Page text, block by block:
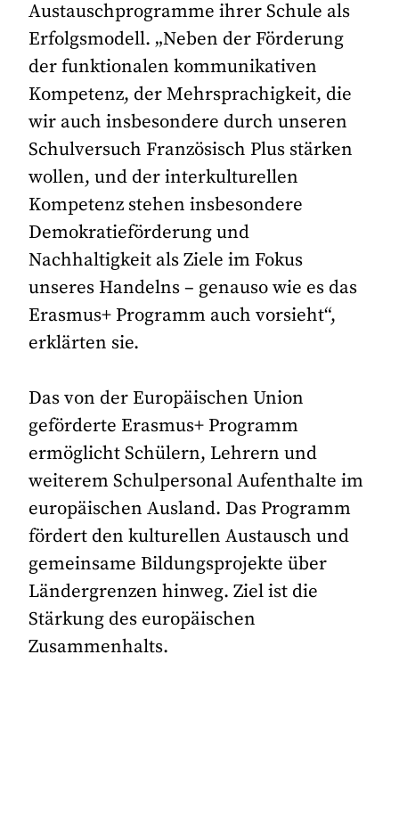
Austauschprogramme ihrer Schule als
Erfolgsmodell. „Neben der Förderung
der funktionalen kommunikativen
Kompetenz, der Mehrsprachigkeit, die
wir auch insbesondere durch unseren
Schulversuch Französisch Plus stärken
wollen, und der interkulturellen
Kompetenz stehen insbesondere
Demokratieförderung und
Nachhaltigkeit als Ziele im Fokus
unseres Handelns – genauso wie es das
Erasmus+ Programm auch vorsieht“,
erklärten sie.
Das von der Europäischen Union
geförderte Erasmus+ Programm
ermöglicht Schülern, Lehrern und
weiterem Schulpersonal Aufenthalte im
europäischen Ausland. Das Programm
fördert den kulturellen Austausch und
gemeinsame Bildungsprojekte über
Ländergrenzen hinweg. Ziel ist die
Stärkung des europäischen
Zusammenhalts.